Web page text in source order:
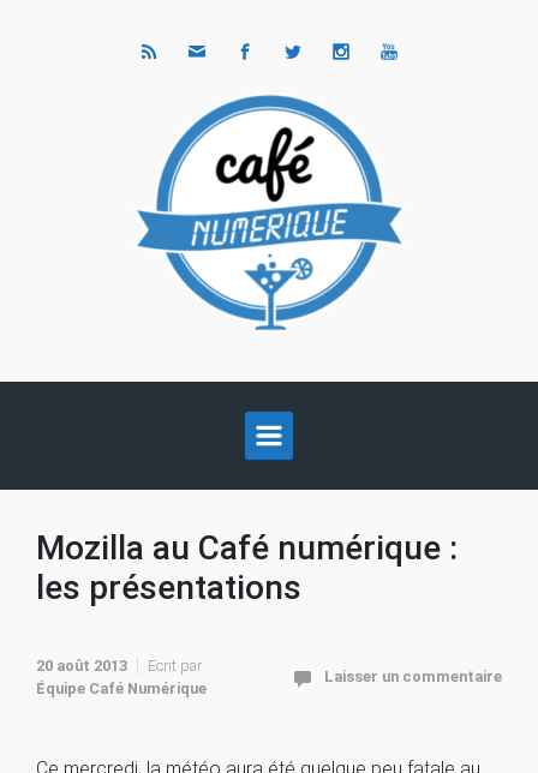
Mozilla au Café numérique :
les présentations
20 août 2013
Ecrit par
Équipe Café Numérique
Laisser un commentaire